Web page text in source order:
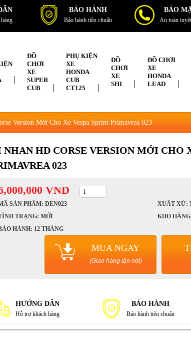
BẢO HÀNH
Bảo hành tiêu chuẩn
BẢO
An toàn
ĐỒ
CHƠI
XE
SUPER
CUB
PHỤ KIỆN
XE
HONDA
CUB
CT125
ĐỒ
CHƠI
XE
SHI
ĐỒ CHƠI
XE
HONDA
LEAD
Version Mới Cho Xe Vespa Sprint Primavrea 023
NHAN HD CORSE VERSION MỚI CHO
023
VND
SẢN PHẨM: DEN023
XUẤT XỨ:
TRẠNG: MỚI
KHO
HÀNH: 12 THÁNG
MUA NGAY
(Giao hàng tận nơi)
HƯỚNG DẪN
Hỗ trợ khách hàng
BẢO HÀNH
Bảo hành tiêu chuẩn